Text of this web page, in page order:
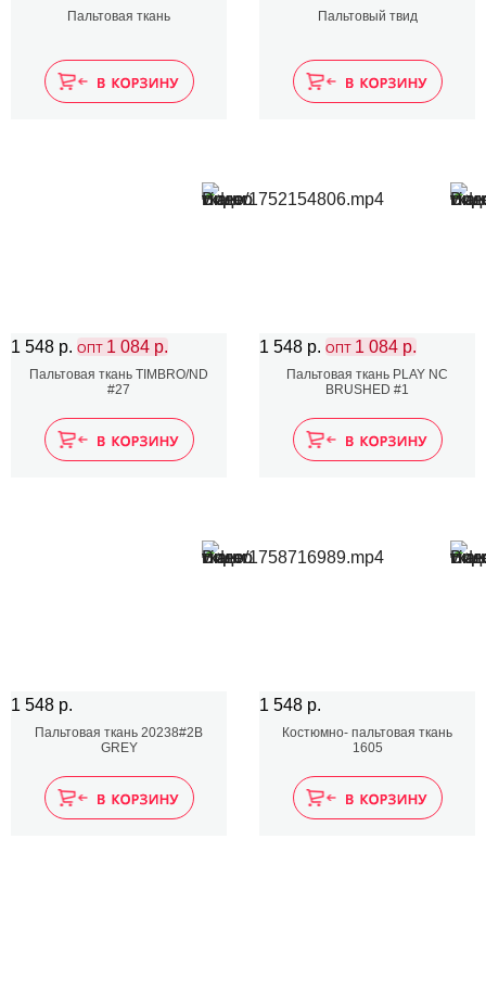
Пальтовая ткань Пальтовый твид
1 548 р. ОПТ 1 084 р.
Пальтовая ткань TIMBRO/ND
#27
1 548 р. ОПТ 1 084 р.
Пальтовая ткань PLAY NC
BRUSHED #1
1 548 р.
Пальтовая ткань 20238#2В
GREY
1 548 р.
Костюмно- пальтовая ткань
1605